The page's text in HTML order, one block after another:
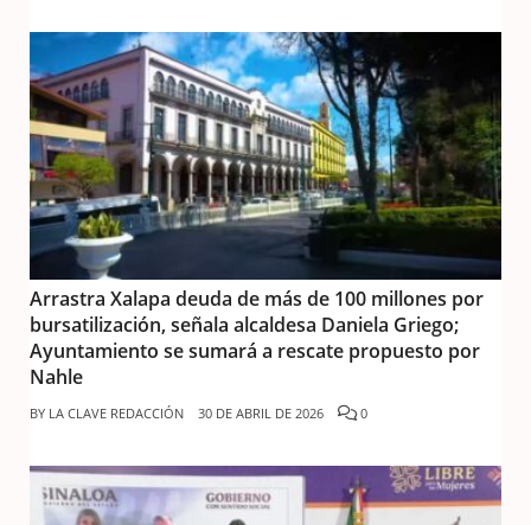
Arrastra Xalapa deuda de más de 100 millones por
bursatilización, señala alcaldesa Daniela Griego;
Ayuntamiento se sumará a rescate propuesto por
Nahle
BY LA CLAVE REDACCIÓN 30 DE ABRIL DE 2026 0